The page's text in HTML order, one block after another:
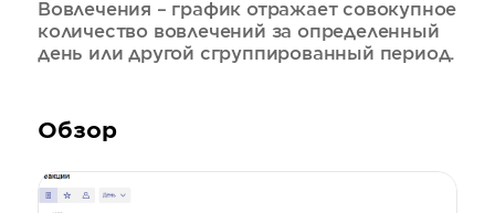
Вовлечения – график отражает совокупное
количество вовлечений за определенный
день или другой сгруппированный период.
Обзор